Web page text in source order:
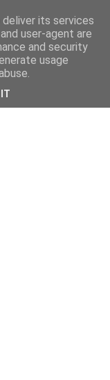
its services
user-agent are
and security
usage